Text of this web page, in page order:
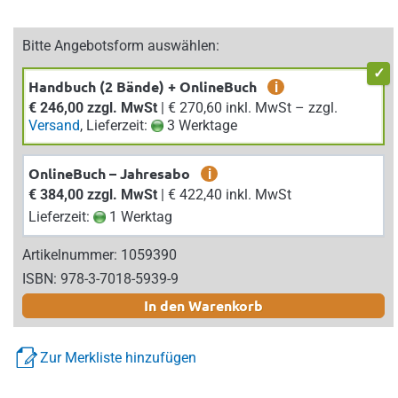
Bitte Angebotsform auswählen:
Handbuch (2 Bände) + OnlineBuch
i
€ 246,00 zzgl. MwSt
| € 270,60 inkl. MwSt – zzgl.
Versand, Lieferzeit: 3 Werktage
OnlineBuch – Jahresabo
i
€ 384,00 zzgl. MwSt
| € 422,40 inkl. MwSt
Lieferzeit:
1 Werktag
Artikelnummer: 1059390
ISBN: 978-3-7018-5939-9
In den Warenkorb
Zur Merkliste hinzufügen